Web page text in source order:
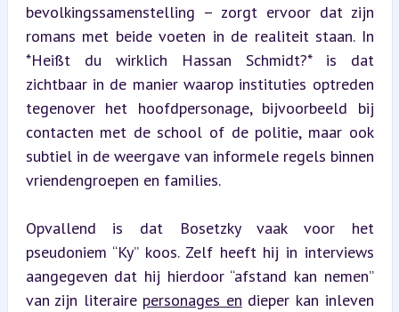
bevolkingssamenstelling – zorgt ervoor dat zijn
romans met beide voeten in de realiteit staan. In
*Heißt du wirklich Hassan Schmidt?* is dat
zichtbaar in de manier waarop instituties optreden
tegenover het hoofdpersonage, bijvoorbeeld bij
contacten met de school of de politie, maar ook
subtiel in de weergave van informele regels binnen
vriendengroepen en families.
Opvallend is dat Bosetzky vaak voor het
pseudoniem “Ky” koos. Zelf heeft hij in interviews
aangegeven dat hij hierdoor “afstand kan nemen”
van zijn literaire personages en dieper kan inleven